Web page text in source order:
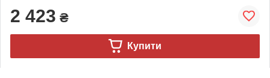
2 423 ₴
Купити